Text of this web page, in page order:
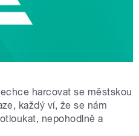
harcovat se městskou
každý ví, že se nám
nepohodlně a